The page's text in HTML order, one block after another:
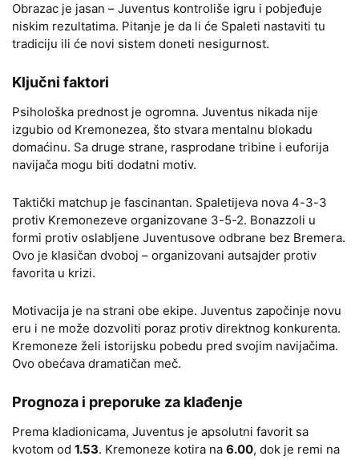
Obrazac je jasan – Juventus kontroliše igru i pobjeđuje
niskim rezultatima. Pitanje je da li će Spaleti nastaviti tu
tradiciju ili će novi sistem doneti nesigurnost.
Ključni faktori
Psihološka prednost je ogromna. Juventus nikada nije
izgubio od Kremonezea, što stvara mentalnu blokadu
domaćinu. Sa druge strane, rasprodane tribine i euforija
navijača mogu biti dodatni motiv.
Taktički matchup je fascinantan. Spaletijeva nova 4-3-3
protiv Kremonezeve organizovane 3-5-2. Bonazzoli u
formi protiv oslabljene Juventusove odbrane bez Bremera.
Ovo je klasičan dvoboj – organizovani autsajder protiv
favorita u krizi.
Motivacija je na strani obe ekipe. Juventus započinje novu
eru i ne može dozvoliti poraz protiv direktnog konkurenta.
Kremoneze želi istorijsku pobedu pred svojim navijačima.
Ovo obećava dramatičan meč.
Prognoza i preporuke za klađenje
Prema kladionicama, Juventus je apsolutni favorit sa
kvotom od 1.53. Kremoneze kotira na 6.00, dok je remi na